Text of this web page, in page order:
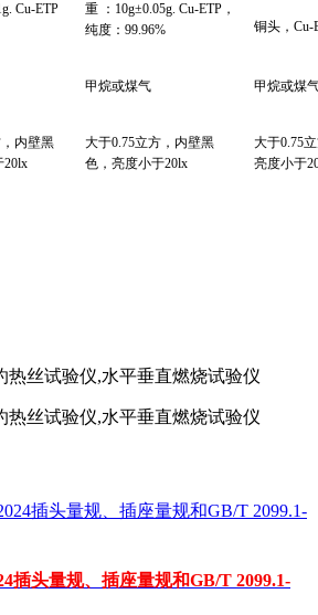
Cu-ETP
重 ：10g±0.05g. Cu-ETP，
纯度：99.96%
铜头，Cu-
甲烷或煤气 甲烷或煤
内壁黑
20lx
大于0.75立方，内壁黑
色，亮度小于20lx
大于0.75
亮度小于
插头量规、插座量规和GB/T 2099.1-